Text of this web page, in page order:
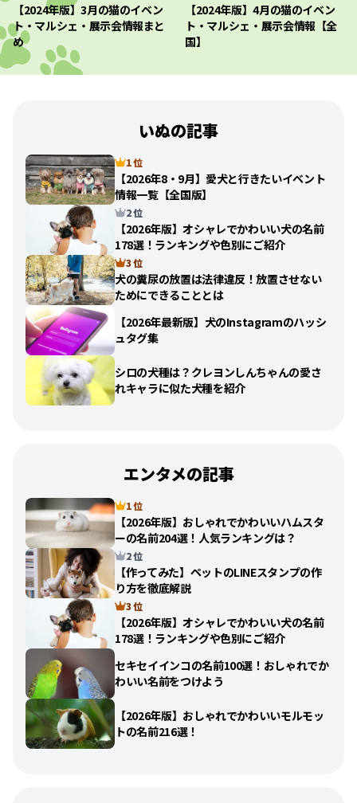
【2024年版】3月の猫のイベン
ト・マルシェ・展示会情報まと
め
【2024年版】4月の猫のイベン
ト・マルシェ・展示会情報【全
国】
いぬの記事
1 位
【2026年8・9月】愛犬と行きたいイベント
情報一覧【全国版】
2 位
【2026年版】オシャレでかわいい犬の名前
178選！ランキングや色別にご紹介
3 位
犬の糞尿の放置は法律違反！放置させない
ためにできることとは
【2026年最新版】犬のInstagramのハッシ
ュタグ集
シロの犬種は？クレヨンしんちゃんの愛さ
れキャラに似た犬種を紹介
エンタメの記事
1 位
【2026年版】おしゃれでかわいいハムスタ
ーの名前204選！人気ランキングは？
2 位
【作ってみた】ペットのLINEスタンプの作
り方を徹底解説
3 位
【2026年版】オシャレでかわいい犬の名前
178選！ランキングや色別にご紹介
セキセイインコの名前100選！おしゃれでか
わいい名前をつけよう
【2026年版】おしゃれでかわいいモルモッ
トの名前216選！